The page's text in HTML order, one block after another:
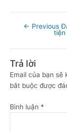
← Previous
tiện
Trả lời
Email của bạn sẽ
bắt buộc được
Bình luận *